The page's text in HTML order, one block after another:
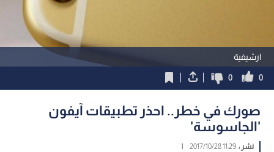
ارشيفية
0
0
صورك في خطر.. احذر تطبيقات آيفون
'الجاسوسة'
نشر :11:29 2017/10/28
|